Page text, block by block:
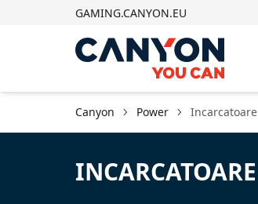
GAMING.CANYON.EU
Canyon Power Incarcatoare
INCARCATOARE